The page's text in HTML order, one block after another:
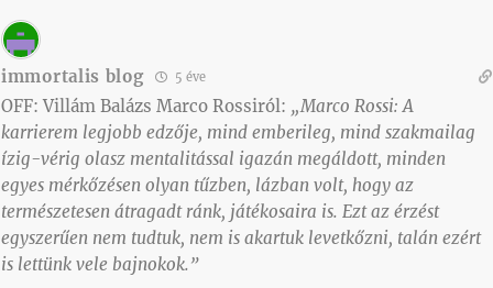
immortalis blog 5 éve
OFF: Villám Balázs Marco Rossiról: „Marco Rossi: A
karrierem legjobb edzője, mind emberileg, mind szakmailag
ízig-vérig olasz mentalitással igazán megáldott, minden
egyes mérkőzésen olyan tűzben, lázban volt, hogy az
természetesen átragadt ránk, játékosaira is. Ezt az érzést
egyszerűen nem tudtuk, nem is akartuk levetkőzni, talán ezért
is lettünk vele bajnokok.”